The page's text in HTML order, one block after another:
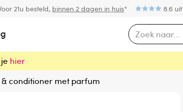
21u besteld, binnen 2 dagen in huis* 8.6 uit
hier
conditioner met parfum